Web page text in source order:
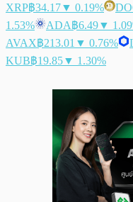
XRP฿34.17▼ 0.19%
1.53%
ADA฿6.49▼
AVAX฿213.01 ▼ 0.76%
KUB฿19.85▼ 1.30%